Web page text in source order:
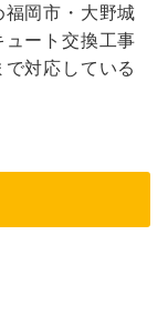
岡市・大野城
ート交換工事
対応している